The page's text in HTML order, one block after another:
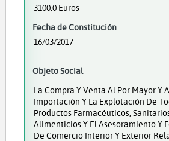
3100.0 Euros
Fecha de Constitución
16/03/2017
Objeto Social
La Compra Y Venta Al Por Mayor Y
Importación Y La Explotación De
Productos Farmacéuticos,
Alimenticios Y El Asesoramiento Y
De Comercio Interior Y Exterior